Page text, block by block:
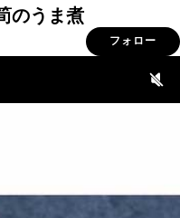
のうま煮
フォロー